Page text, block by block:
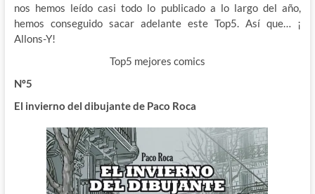
nos hemos leído casi todo lo publicado a lo largo del año,
hemos conseguido sacar adelante este Top5. Así que… ¡
Allons-Y!
Top5 mejores comics
Nº5
El invierno del dibujante de Paco Roca